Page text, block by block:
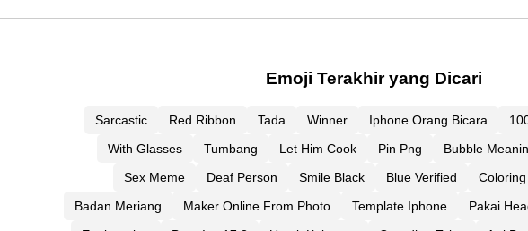
Emoji Terakhir yang Dicari
Sarcastic Red Ribbon Tada Winner Iphone Orang Bicara
With Glasses
Tumbang Let Him Cook Pin Png Bubble
Sex Meme
Deaf Person Smile Black Blue Verified Coloring
Badan Meriang
Maker Online From Photo Template Iphone Pakai